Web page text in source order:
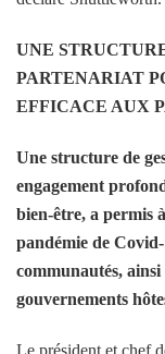
UNE
PARTENARIAT
EFFICACE AUX
Une structure de
engagement
bien-être, a permis
pandémie de Covid-
communautés,
gouvernements
Le président et chef